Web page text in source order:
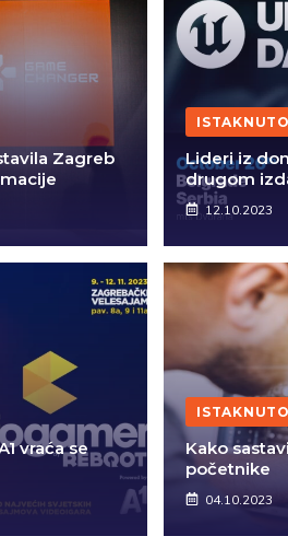
Zagreb
ISTAKNUTO
Lideri iz
drugom
12.10.2023
vraća se
ISTAKNUTO
Kako
početnike
04.10.2023